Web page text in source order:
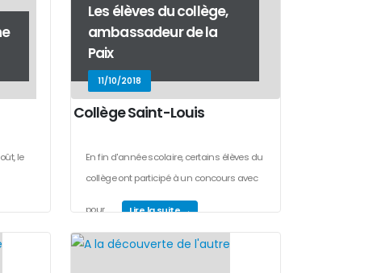
le
Les élèves du collège,
ambassadeur de la
Paix
11/10/2018
Collège Saint-Louis
En fin d'année scolaire, certains élèves du
collège ont participé à un concours avec
pour... Lire la suite →